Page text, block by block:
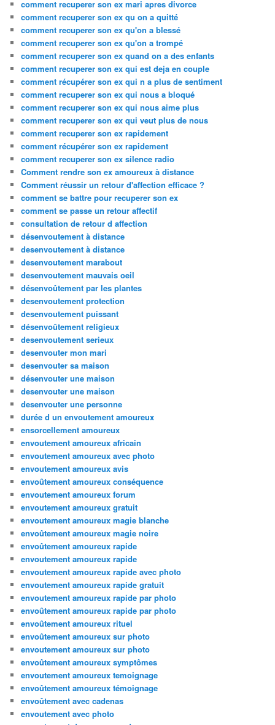
comment recuperer son ex mari apres divorce
comment recuperer son ex qu on a quitté
comment recuperer son ex qu'on a blessé
comment recuperer son ex qu'on a trompé
comment recuperer son ex quand on a des enfants
comment recuperer son ex qui est deja en couple
comment récupérer son ex qui n a plus de sentiment
comment recuperer son ex qui nous a bloqué
comment recuperer son ex qui nous aime plus
comment recuperer son ex qui veut plus de nous
comment recuperer son ex rapidement
comment récupérer son ex rapidement
comment recuperer son ex silence radio
Comment rendre son ex amoureux à distance
Comment réussir un retour d'affection efficace ?
comment se battre pour recuperer son ex
comment se passe un retour affectif
consultation de retour d affection
désenvoutement à distance
desenvoutement à distance
desenvoutement marabout
desenvoutement mauvais oeil
désenvoûtement par les plantes
desenvoutement protection
desenvoutement puissant
désenvoûtement religieux
desenvoutement serieux
desenvouter mon mari
desenvouter sa maison
désenvouter une maison
desenvouter une maison
desenvouter une personne
durée d un envoutement amoureux
ensorcellement amoureux
envoutement amoureux africain
envoutement amoureux avec photo
envoutement amoureux avis
envoûtement amoureux conséquence
envoutement amoureux forum
envoutement amoureux gratuit
envoutement amoureux magie blanche
envoûtement amoureux magie noire
envoûtement amoureux rapide
envoutement amoureux rapide
envoutement amoureux rapide avec photo
envoutement amoureux rapide gratuit
envoutement amoureux rapide par photo
envoûtement amoureux rapide par photo
envoûtement amoureux rituel
envoûtement amoureux sur photo
envoutement amoureux sur photo
envoûtement amoureux symptômes
envoutement amoureux temoignage
envoûtement amoureux témoignage
envoûtement avec cadenas
envoutement avec photo